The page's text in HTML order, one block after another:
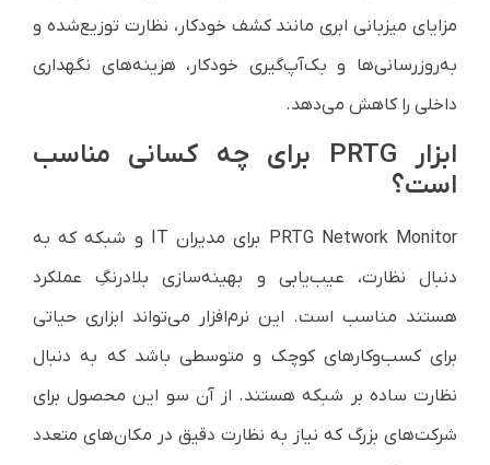
مزایای میزبانی ابری مانند کشف خودکار، نظارت توزیع‌شده و
به‌روزرسانی‌ها و بک‌آپ‌گیری خودکار، هزینه‌های نگهداری
داخلی را کاهش می‌دهد.
ابزار PRTG برای چه کسانی مناسب
است؟
PRTG Network Monitor برای مدیران IT و شبکه که به
دنبال نظارت، عیب‌یابی و بهینه‌سازی بلادرنگِ عملکرد
هستند مناسب است. این نرم‌افزار می‌تواند ابزاری حیاتی
برای کسب‌وکارهای کوچک و متوسطی باشد که به دنبال
نظارت ساده بر شبکه هستند. از آن سو این محصول برای
شرکت‌های بزرگ که نیاز به نظارت دقیق در مکان‌های متعدد